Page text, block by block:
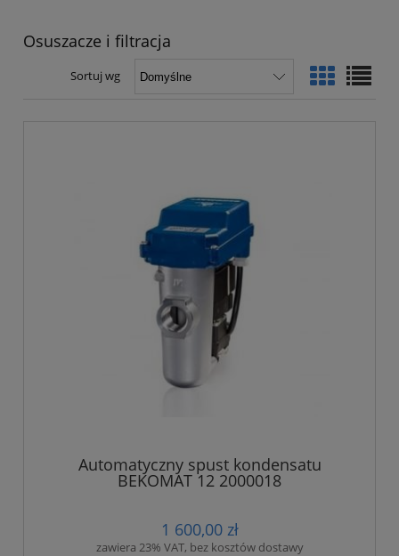
Osuszacze i filtracja
Sortuj wg
Automatyczny spust kondensatu
BEKOMAT 12 2000018
1 600,00 zł
zawiera 23% VAT, bez kosztów dostawy